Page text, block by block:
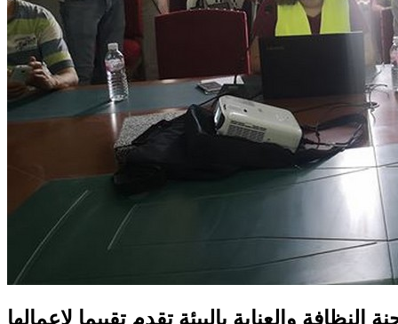
النظافة والعناية بالبيئة تقدم تقييما لاعمالها